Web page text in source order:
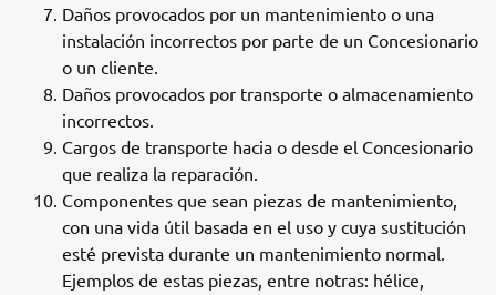
Daños provocados por un mantenimiento o una
instalación incorrectos por parte de un Concesionario
o un cliente.
Daños provocados por transporte o almacenamiento
incorrectos.
Cargos de transporte hacia o desde el Concesionario
que realiza la reparación.
Componentes que sean piezas de mantenimiento,
con una vida útil basada en el uso y cuya sustitución
esté prevista durante un mantenimiento normal.
Ejemplos de estas piezas, entre notras: hélice,